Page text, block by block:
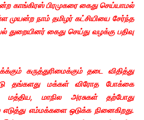
காங்கிரஸ் பிரமுகரை கைது செய்யாமல்
நாம் தமிழர் கட்சியியை சேர்ந்த
கைது செய்து வழக்கு பதிவு
கருத்துரிமைக்கும் தடை விதித்து
தங்களது மக்கள் விரோத போக்கை
மத்திய, மாநில அரசுகள் தற்போது
எம்மக்களை ஒடுக்க நினைகிறது.